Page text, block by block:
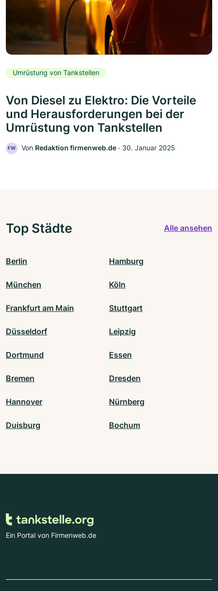
Umrüstung von Tankstellen
Von Diesel zu Elektro: Die Vorteile
und Herausforderungen bei der
Umrüstung von Tankstellen
FW Von Redaktion firmenweb.de ‧ 30. Januar 2025
Top Städte Alle ansehen
Berlin Hamburg
München Köln
Frankfurt am Main Stuttgart
Düsseldorf Leipzig
Dortmund Essen
Bremen Dresden
Hannover Nürnberg
Duisburg Bochum
Ein Portal von Firmenweb.de